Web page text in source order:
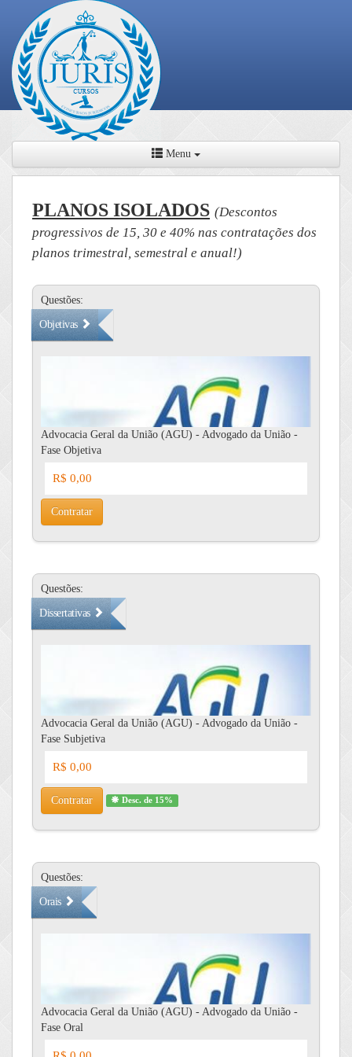
Menu
PLANOS ISOLADOS (Descontos
progressivos de 15, 30 e 40% nas contratações dos
planos trimestral, semestral e anual!)
Questões:
Objetivas
Advocacia Geral da União (AGU) - Advogado da União -
Fase Objetiva
R$ 0,00
Contratar
Questões:
Dissertativas
Advocacia Geral da União (AGU) - Advogado da União -
Fase Subjetiva
R$ 0,00
Contratar Desc. de 15%
Questões:
Orais
Advocacia Geral da União (AGU) - Advogado da União -
Fase Oral